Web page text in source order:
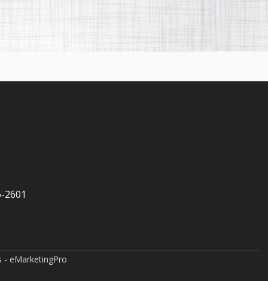
2601
- eMarketingPro